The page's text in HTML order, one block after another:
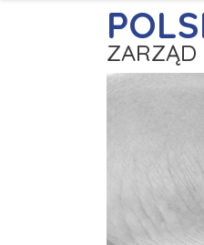
ZARZĄD